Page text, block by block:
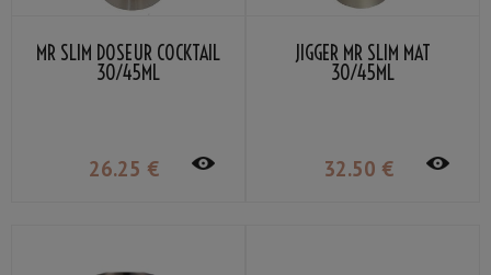
MR SLIM DOSEUR COCKTAIL
30/45ML
26.25 €
JIGGER MR SLIM MAT
30/45ML
32.50 €